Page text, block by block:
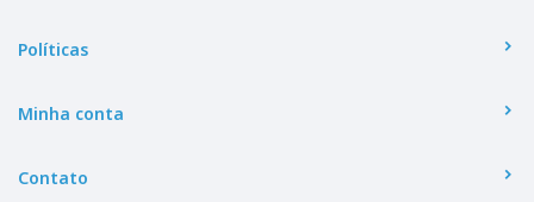
Políticas
Minha conta
Contato